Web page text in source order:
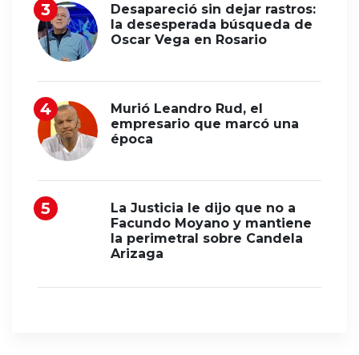
Desapareció sin dejar rastros:
la desesperada búsqueda de
Oscar Vega en Rosario
Murió Leandro Rud, el
empresario que marcó una
época
La Justicia le dijo que no a
Facundo Moyano y mantiene
la perimetral sobre Candela
Arizaga